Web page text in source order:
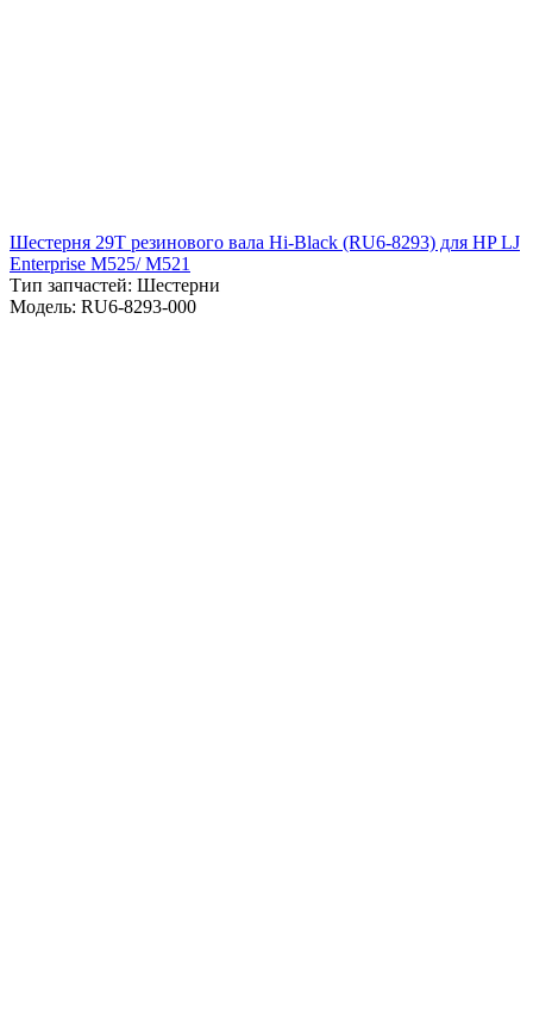
Шестерня 29T резинового вала Hi-Black (RU6-8293) для HP LJ
Enterprise M525/ M521
Тип запчастей: Шестерни
Модель: RU6-8293-000